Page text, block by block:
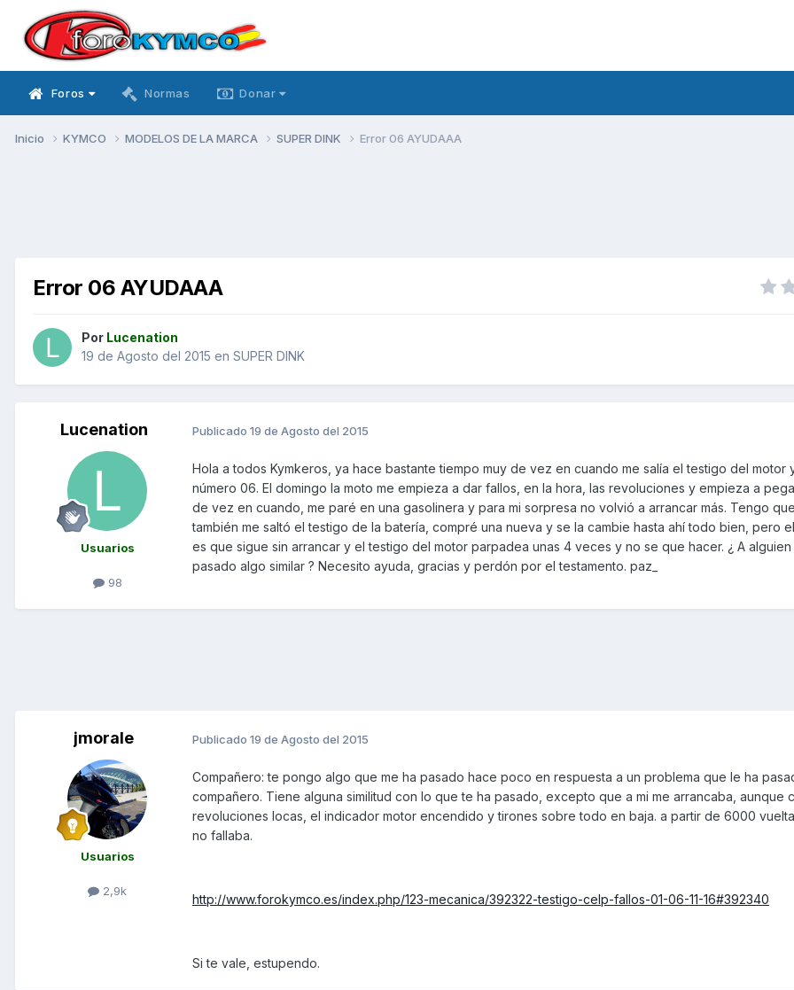
Foros Normas Donar
Inicio KYMCO MODELOS DE LA MARCA SUPER DINK Error 06 AYUDAAA
Error 06 AYUDAAA
Por Lucenation
19 de Agosto del 2015 en SUPER DINK
Lucenation
Usuarios
98
Publicado 19 de Agosto del 2015
Hola a todos Kymkeros, ya hace bastante tiempo muy de vez en cuando me salía el testigo del motor
número 06. El domingo la moto me empieza a dar fallos, en la hora, las revoluciones y empieza a
de vez en cuando, me paré en una gasolinera y para mi sorpresa no volvió a arrancar más. Tengo
también me saltó el testigo de la batería, compré una nueva y se la cambie hasta ahí todo bien, pero
es que sigue sin arrancar y el testigo del motor parpadea unas 4 veces y no se que hacer. ¿ A alguien
pasado algo similar ? Necesito ayuda, gracias y perdón por el testamento. paz_
jmorale
Usuarios
2,9k
Publicado 19 de Agosto del 2015
Compañero: te pongo algo que me ha pasado hace poco en respuesta a un problema que le ha
compañero. Tiene alguna similitud con lo que te ha pasado, excepto que a mi me arrancaba, aunque
revoluciones locas, el indicador motor encendido y tirones sobre todo en baja. a partir de 6000
no fallaba.
http://www.forokymco.es/index.php/123-mecanica/392322-testigo-celp-fallos-01-06-11-16#392340
Si te vale, estupendo.